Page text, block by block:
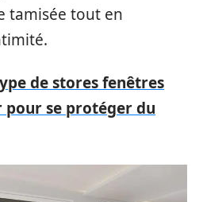
tamisée tout en
de stores fenêtres
se protéger du